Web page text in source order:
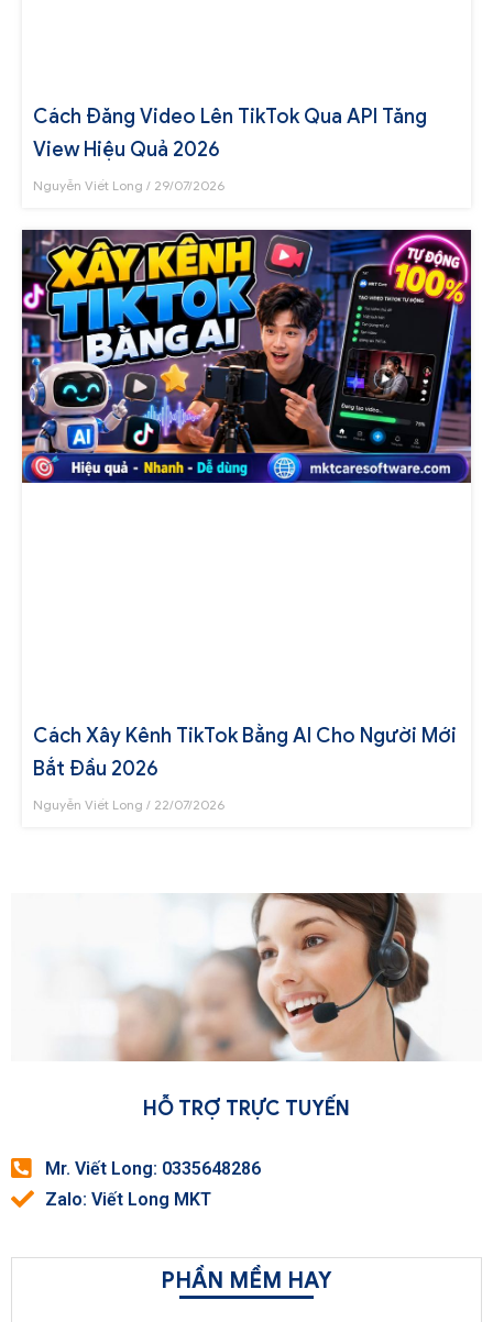
Cách Đăng Video Lên TikTok Qua API Tăng
View Hiệu Quả 2026
Nguyễn Viết Long 29/07/2026
Cách Xây Kênh TikTok Bằng AI Cho Người Mới
Bắt Đầu 2026
Nguyễn Viết Long 22/07/2026
HỖ TRỢ TRỰC TUYẾN
Mr. Viết Long: 0335648286
Zalo: Viết Long MKT
PHẦN MỀM HAY